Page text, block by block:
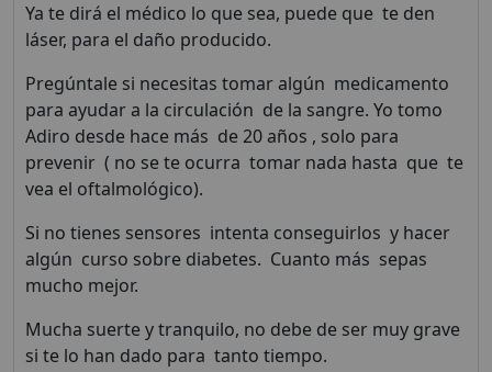
Ya te dirá el médico lo que sea, puede que te den
láser, para el daño producido.
Pregúntale si necesitas tomar algún medicamento
para ayudar a la circulación de la sangre. Yo tomo
Adiro desde hace más de 20 años , solo para
prevenir ( no se te ocurra tomar nada hasta que te
vea el oftalmológico).
Si no tienes sensores intenta conseguirlos y hacer
algún curso sobre diabetes. Cuanto más sepas
mucho mejor.
Mucha suerte y tranquilo, no debe de ser muy grave
si te lo han dado para tanto tiempo.
¡Bienvenido! Antes de